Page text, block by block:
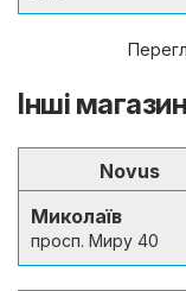
Інші
Novus
Миколаїв
просп. Миру 40